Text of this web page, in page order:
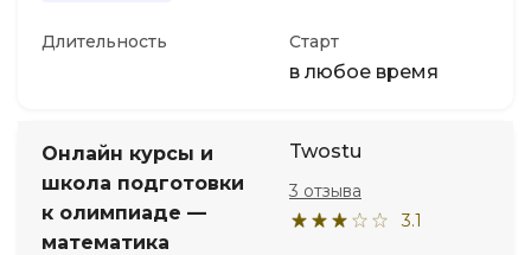
Длительность Старт
в любое время
Онлайн курсы и
школа подготовки
к олимпиаде —
математика
Twostu
3.1
3 отзыва